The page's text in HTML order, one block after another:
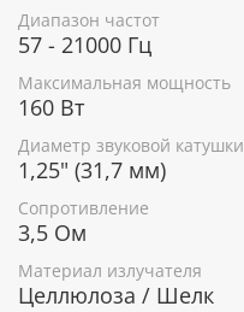
Диапазон частот
57 - 21000 Гц
Максимальная мощность
160 Вт
Диаметр звуковой катушки
1,25" (31,7 мм)
Сопротивление
3,5 Ом
Материал излучателя
Целлюлоза / Шелк